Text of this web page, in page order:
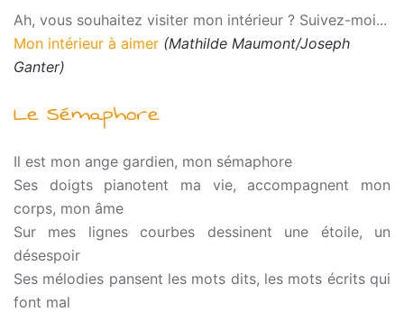
Ah, vous souhaitez visiter mon intérieur ? Suivez-moi...
Mon intérieur à aimer (Mathilde Maumont/Joseph
Ganter)
Le Sémaphore
Il est mon ange gardien, mon sémaphore
Ses doigts pianotent ma vie, accompagnent mon
corps, mon âme
Sur mes lignes courbes dessinent une étoile, un
désespoir
Ses mélodies pansent les mots dits, les mots écrits qui
font mal